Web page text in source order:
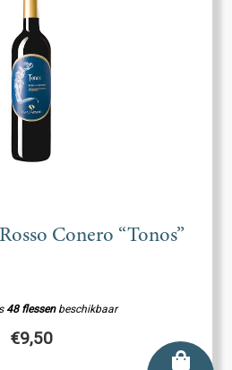
Conero “Tonos”
48 flessenbeschikbaar
€9,50